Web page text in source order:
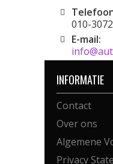
010-
E-mail:
INFORMATIE
Contact
Over ons
Algemene
Privacy